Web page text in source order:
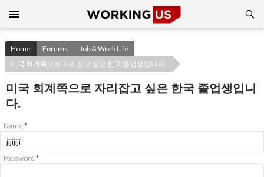
CONTENT
Home Forums
Job & Work Life
미국 회계쪽으로 자리잡고 싶은 한국 졸업생입니다.
미국 회계쪽으로 자리잡고 싶은 한국 졸업생입니
다.
Name*
Password *